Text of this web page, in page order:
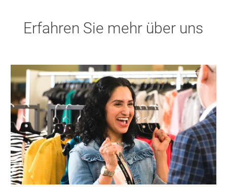
Erfahren Sie mehr über uns